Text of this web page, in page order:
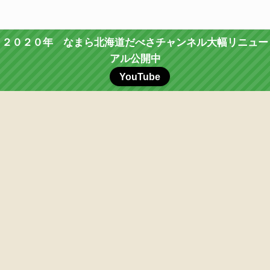
２０２０年 なまら北海道だべさチャンネル大幅リニュー
アル公開中
YouTube